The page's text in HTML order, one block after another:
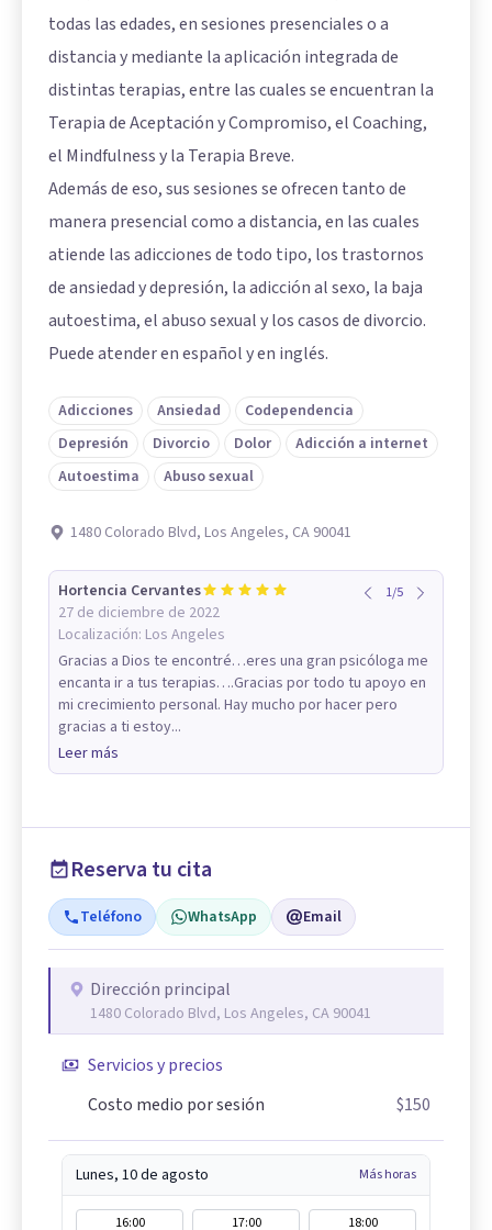
todas las edades, en sesiones presenciales o a
distancia y mediante la aplicación integrada de
distintas terapias, entre las cuales se encuentran la
Terapia de Aceptación y Compromiso, el Coaching,
el Mindfulness y la Terapia Breve.
Además de eso, sus sesiones se ofrecen tanto de
manera presencial como a distancia, en las cuales
atiende las adicciones de todo tipo, los trastornos
de ansiedad y depresión, la adicción al sexo, la baja
autoestima, el abuso sexual y los casos de divorcio.
Puede atender en español y en inglés.
Adicciones Ansiedad
Codependencia
Depresión
Divorcio Dolor
Adicción a internet
Autoestima
Abuso sexual
1480 Colorado Blvd, Los Angeles, CA 90041
Hortencia Cervantes
27 de diciembre de 2022
Localización: Los Angeles
1/5
Gracias a Dios te encontré…eres una gran psicóloga me
encanta ir a tus terapias….Gracias por todo tu apoyo en
mi crecimiento personal. Hay mucho por hacer pero
gracias a ti estoy...
Leer más
Reserva tu cita
Teléfono WhatsApp Email
Dirección principal
1480 Colorado Blvd, Los Angeles, CA 90041
Servicios y precios
Costo medio por sesión
$150
Lunes, 10 de agosto Más horas
16:00 17:00 18:00